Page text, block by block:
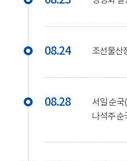
08.24 조선물산
08.28
서일 순국
나석주 순